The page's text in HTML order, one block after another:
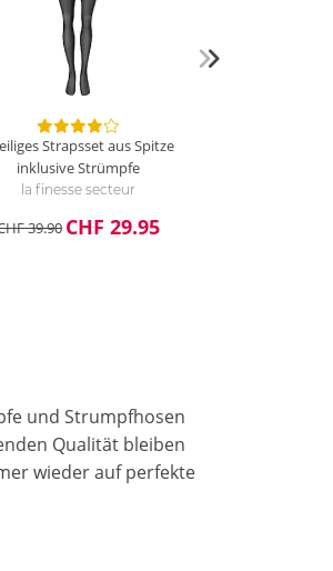
Strapsset aus Spitze
inklusive Strümpfe
la finesse secteur
39.90 CHF 29.95
und Strumpfhosen
Qualität bleiben
wieder auf perfekte